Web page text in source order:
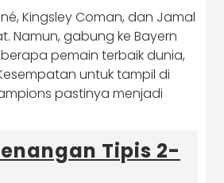
Kingsley Coman, dan Jamal
Namun, gabung ke Bayern
pemain terbaik dunia,
untuk tampil di
pastinya menjadi
Tipis 2-